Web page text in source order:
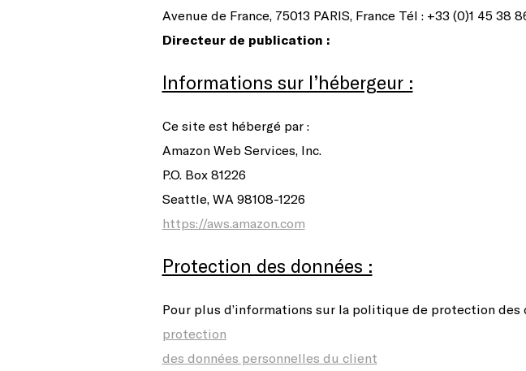
Avenue de France, 75013 PARIS, France Tél : +33 (0)1 45 38
Directeur de publication :
Informations sur l’hébergeur :
Ce site est hébergé par :
Amazon Web Services, Inc.
P.O. Box 81226
Seattle, WA 98108-1226
https://aws.amazon.com
Protection des données :
Pour plus d’informations sur la politique de protection
protection
des données personnelles du client